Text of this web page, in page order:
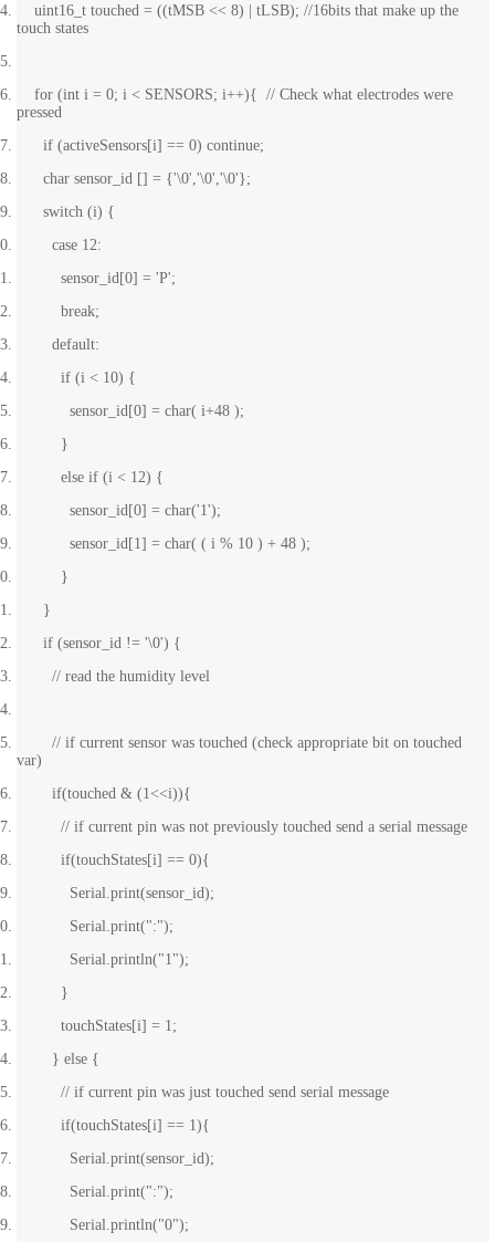
uint16_t touched = ((tMSB << 8) | tLSB); //16bits that make up the
touch states
for (int i = 0; i < SENSORS; i++){ // Check what electrodes were
pressed
if (activeSensors[i] == 0) continue;
char sensor_id [] = {'\0','\0','\0'};
switch (i) {
case 12:
sensor_id[0] = 'P';
break;
default:
if (i < 10) {
sensor_id[0] = char( i+48 );
}
else if (i < 12) {
sensor_id[0] = char('1');
sensor_id[1] = char( ( i % 10 ) + 48 );
}
}
if (sensor_id != '\0') {
// read the humidity level
// if current sensor was touched (check appropriate bit on touched
var)
if(touched & (1<<i)){
// if current pin was not previously touched send a serial message
if(touchStates[i] == 0){
Serial.print(sensor_id);
Serial.print(":");
Serial.println("1");
}
touchStates[i] = 1;
} else {
// if current pin was just touched send serial message
if(touchStates[i] == 1){
Serial.print(sensor_id);
Serial.print(":");
Serial.println("0");